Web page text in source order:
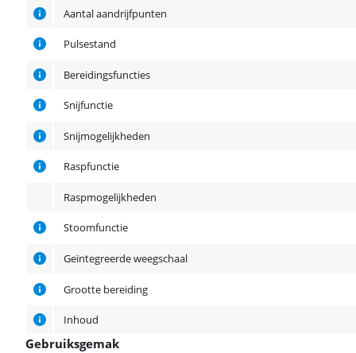
Aantal aandrijfpunten
Pulsestand
Bereidingsfuncties
Snijfunctie
Snijmogelijkheden
Raspfunctie
Raspmogelijkheden
Stoomfunctie
Geïntegreerde weegschaal
Grootte bereiding
Inhoud
Gebruiksgemak